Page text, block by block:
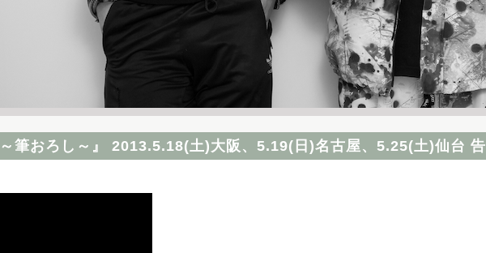
筆おろし～』 2013.5.18(土)大阪、5.19(日)名古屋、5.25(土)仙台